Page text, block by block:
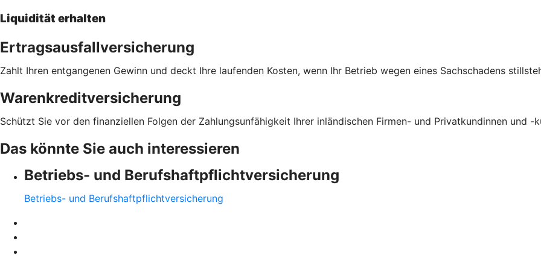
Liquidität erhalten
Ertragsausfallversicherung
Zahlt Ihren entgangenen Gewinn und deckt Ihre laufenden Kosten, wenn Ihr Betrieb wegen eines Sachschadens
Warenkreditversicherung
Schützt Sie vor den finanziellen Folgen der Zahlungsunfähigkeit Ihrer inländischen Firmen- und Privatkundinnen und -
Das könnte Sie auch interessieren
Betriebs- und Berufshaftpflichtversicherung
Betriebs- und Berufshaftpflichtversicherung